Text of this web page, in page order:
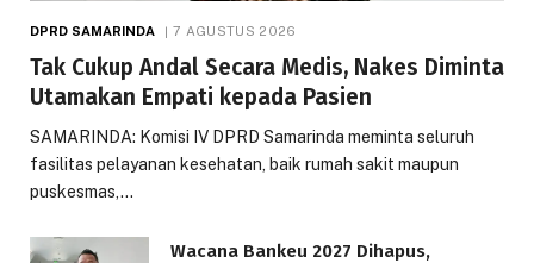
DPRD SAMARINDA 7 AGUSTUS 2026
Tak Cukup Andal Secara Medis, Nakes Diminta
Utamakan Empati kepada Pasien
SAMARINDA: Komisi IV DPRD Samarinda meminta seluruh
fasilitas pelayanan kesehatan, baik rumah sakit maupun
puskesmas,…
Wacana Bankeu 2027 Dihapus,